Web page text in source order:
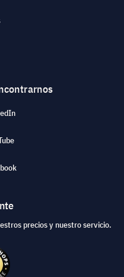
precios y nuestro servicio.